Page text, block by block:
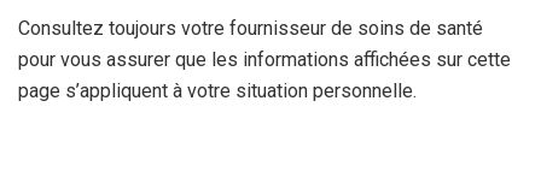
Consultez toujours votre fournisseur de soins de santé
pour vous assurer que les informations affichées sur cette
page s’appliquent à votre situation personnelle.